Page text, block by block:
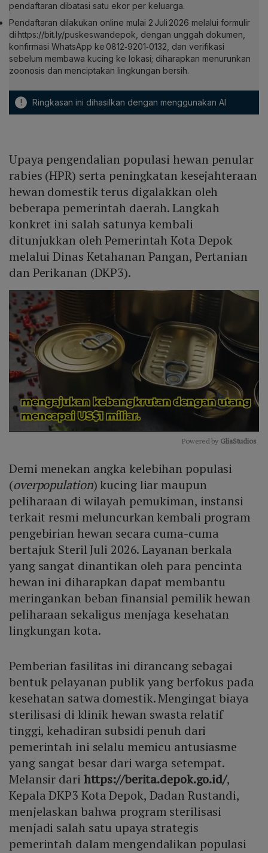
pendaftaran dibatasi satu ekor per keluarga.
Pendaftaran dilakukan online mulai 2 Juli 2026 melalui formulir
di https://bit.ly/puskeswandepok, dengan unggah dokumen,
konfirmasi WhatsApp ke 0812‑9201‑0132, dan verifikasi
sebelum membawa kucing ke lokasi; diharapkan menurunkan
zoonosis dan menciptakan lingkungan bersih.
! Ringkasan ini dihasilkan dengan menggunakan AI
Upaya pengendalian populasi hewan penular
rabies (HPR) serta peningkatan kesejahteraan
hewan domestik terus digalakkan oleh
beberapa pemerintah daerah. Langkah
konkret ini salah satunya kembali
ditunjukkan oleh Pemerintah Kota Depok
melalui Dinas Ketahanan Pangan, Pertanian
dan Perikanan (DKP3).
Mute
Powered by GliaStudios
Demi menekan angka kelebihan populasi
(overpopulation) kucing liar maupun
peliharaan di wilayah pemukiman, instansi
terkait resmi meluncurkan kembali program
pengebirian hewan secara cuma-cuma
bertajuk Steril Juli 2026. Layanan berkala
yang sangat dinantikan oleh para pencinta
hewan ini diharapkan dapat membantu
meringankan beban finansial pemilik hewan
peliharaan sekaligus menjaga kesehatan
lingkungan kota.
Pemberian fasilitas ini dirancang sebagai
bentuk pelayanan publik yang berfokus pada
kesehatan satwa domestik. Mengingat biaya
sterilisasi di klinik hewan swasta relatif
tinggi, kehadiran subsidi penuh dari
pemerintah ini selalu memicu antusiasme
yang sangat besar dari warga setempat.
Melansir dari https://berita.depok.go.id/,
Kepala DKP3 Kota Depok, Dadan Rustandi,
menjelaskan bahwa program sterilisasi
menjadi salah satu upaya strategis
pemerintah dalam mengendalikan populasi